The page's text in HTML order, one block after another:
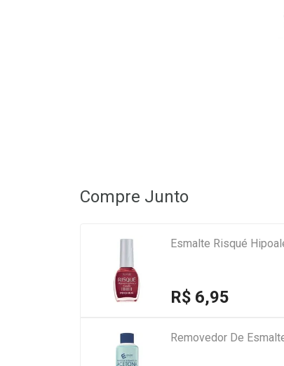
Compre Junto
Esmalte Risqué
R$ 6,95
Removedor De